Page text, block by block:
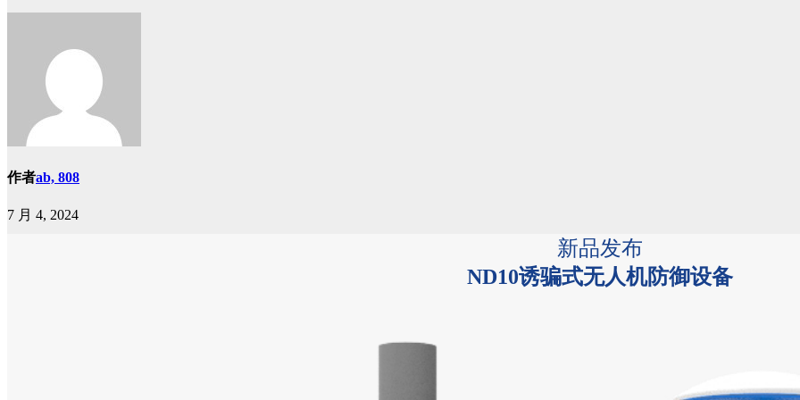
作者ab, 808
7 月 4, 2024
新品发布
ND10诱骗式无人机防御设备